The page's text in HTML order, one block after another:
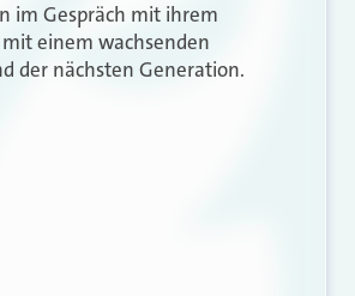
im Gespräch mit ihrem
einem wachsenden
der nächsten Generation.